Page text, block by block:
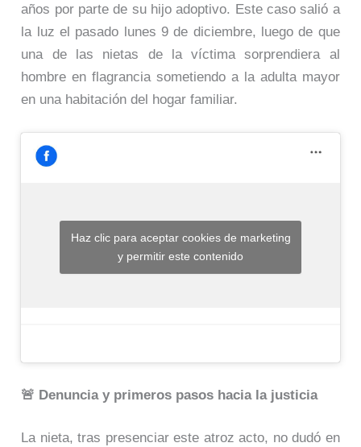
años por parte de su hijo adoptivo. Este caso salió a
la luz el pasado lunes 9 de diciembre, luego de que
una de las nietas de la víctima sorprendiera al
hombre en flagrancia sometiendo a la adulta mayor
en una habitación del hogar familiar.
Haz clic para aceptar cookies de marketing
y permitir este contenido
🚨 Denuncia y primeros pasos hacia la justicia
La nieta, tras presenciar este atroz acto, no dudó en